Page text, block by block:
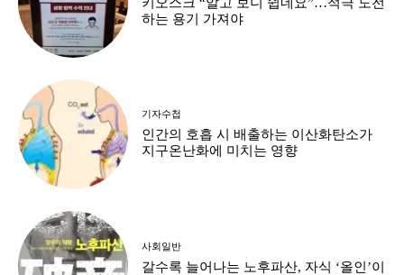
하는 용기 가져야
기자수첩
인간의 호흡 시 배출하는 이산화탄소가
지구온난화에 미치는 영향
사회일반
갈수록 늘어나는 노후파산, 자식 ‘올인’이